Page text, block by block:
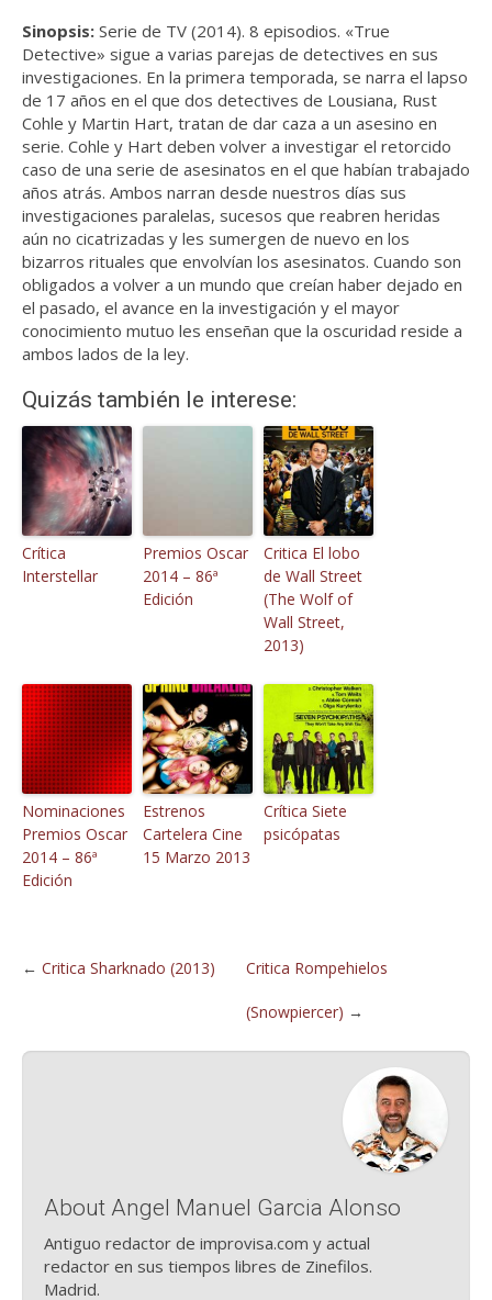
Sinopsis: Serie de TV (2014). 8 episodios. «True
Detective» sigue a varias parejas de detectives en sus
investigaciones. En la primera temporada, se narra el lapso
de 17 años en el que dos detectives de Lousiana, Rust
Cohle y Martin Hart, tratan de dar caza a un asesino en
serie. Cohle y Hart deben volver a investigar el retorcido
caso de una serie de asesinatos en el que habían trabajado
años atrás. Ambos narran desde nuestros días sus
investigaciones paralelas, sucesos que reabren heridas
aún no cicatrizadas y les sumergen de nuevo en los
bizarros rituales que envolvían los asesinatos. Cuando son
obligados a volver a un mundo que creían haber dejado en
el pasado, el avance en la investigación y el mayor
conocimiento mutuo les enseñan que la oscuridad reside a
ambos lados de la ley.
Quizás también le interese:
Crítica
Interstellar
Premios Oscar
2014 – 86ª
Edición
Critica El lobo
de Wall Street
(The Wolf of
Wall Street,
2013)
Nominaciones
Premios Oscar
2014 – 86ª
Edición
Estrenos
Cartelera Cine
15 Marzo 2013
Crítica Siete
psicópatas
Critica Rompehielos
(Snowpiercer) →
← Critica Sharknado (2013)
About Angel Manuel Garcia Alonso
Antiguo redactor de improvisa.com y actual
redactor en sus tiempos libres de Zinefilos.
Madrid.